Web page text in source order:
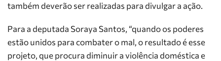
também deverão ser realizadas para divulgar a ação.
Para a deputada Soraya Santos, “quando os poderes
estão unidos para combater o mal, o resultado é esse
projeto, que procura diminuir a violência doméstica e